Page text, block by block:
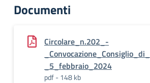
Documenti
Circolare_n.202_-
_5_febbraio_2024
pdf - 148 kb